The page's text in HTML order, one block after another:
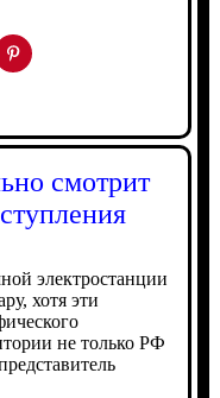
смотрит
электростанции
хотя эти
не только РФ